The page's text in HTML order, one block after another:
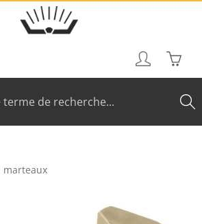
Le
marteaux